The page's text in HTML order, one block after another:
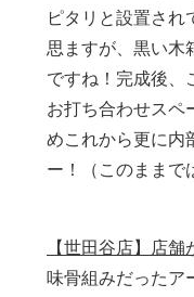
ピタリと設置され
思ますが、黒い木
ですね！完成後、
お打ち合わせスペ
めこれから更に内
ー！（このままで
【世田谷店】店
味骨組みだったア